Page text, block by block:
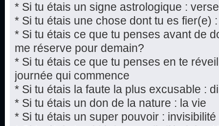
* Si tu étais un signe astrologique :
* Si tu étais une chose dont tu es fier(e)
* Si tu étais ce que tu penses avant de
me réserve pour demain?
* Si tu étais ce que tu penses en te
journée qui commence
* Si tu étais la faute la plus excusable :
* Si tu étais un don de la nature : la vie
* Si tu étais un super pouvoir : invisibilité